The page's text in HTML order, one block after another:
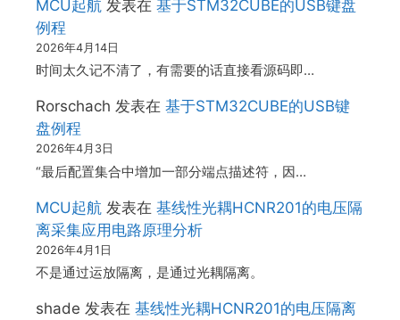
MCU起航 发表在 基于STM32CUBE的USB键盘
例程
2026年4月14日
时间太久记不清了，有需要的话直接看源码即…
Rorschach 发表在 基于STM32CUBE的USB键
盘例程
2026年4月3日
“最后配置集合中增加一部分端点描述符，因…
MCU起航 发表在 基线性光耦HCNR201的电压隔
离采集应用电路原理分析
2026年4月1日
不是通过运放隔离，是通过光耦隔离。
shade 发表在 基线性光耦HCNR201的电压隔离